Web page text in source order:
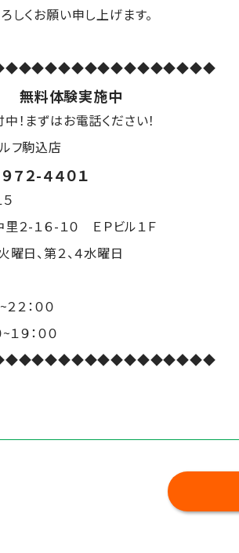
しくお願い申し上げます。
験実施中
！まずはお電話ください！
フ駒込店
７２-４４０１
２-１６-１０ ＥＰビル１Ｆ
日、第２、４水曜日
２：００
１９：００